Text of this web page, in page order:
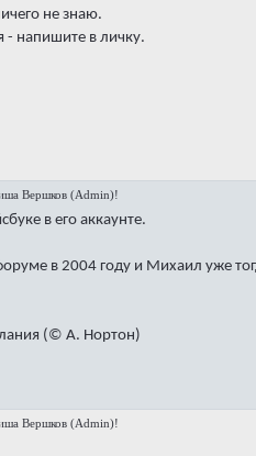
не знаю.
- напишите в личку.
Вершков (Admin)!
в его аккаунте.
в 2004 году и Михаил уже
(© А. Нортон)
Вершков (Admin)!